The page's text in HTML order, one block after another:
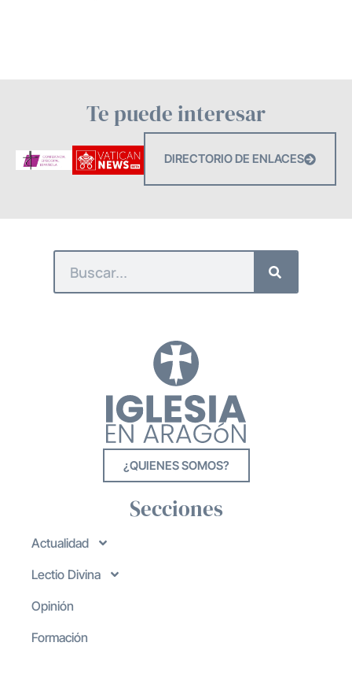
Te puede interesar
DIRECTORIO DE ENLACES
¿QUIENES SOMOS?
Secciones
Actualidad
Lectio Divina
Opinión
Formación